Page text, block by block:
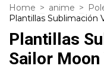
Home > anime >
Plantillas Sublimación
Plantillas
Sailor Moon